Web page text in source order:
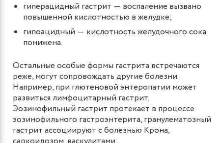
гиперацидный гастрит ― воспаление вызвано
повышенной кислотностью в желудке;
гипоацидный ― кислотность желудочного сока
понижена.
Остальные особые формы гастрита встречаются
реже, могут сопровождать другие болезни.
Например, при глютеновой энтеропатии может
развиться лимфоцитарный гастрит.
Эозинофильный гастрит протекает в процессе
эозинофильного гастроэнтерита, гранулематозный
гастрит ассоциируют с болезнью Крона,